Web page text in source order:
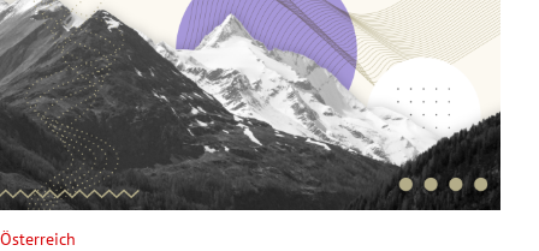
Österreich